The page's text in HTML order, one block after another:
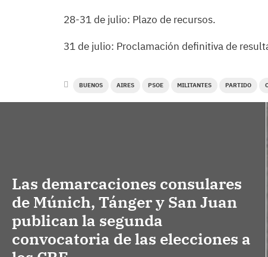
28-31 de julio: Plazo de recursos.
31 de julio: Proclamación definitiva de
BUENOS AIRES PSOE MILITANTES PARTIDO
Las demarcaciones consulares
de Múnich, Tánger y San Juan
publican la segunda
convocatoria de las elecciones a